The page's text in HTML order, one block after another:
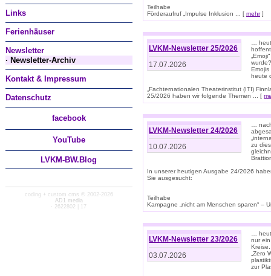
Links
Ferienhäuser
Newsletter
· Newsletter-Archiv
Kontakt & Impressum
Datenschutz
facebook
YouTube
LVKM-BW.Blog
coding + custom cms © 2002-2026
AD1 media
· 2622802 | 17
Teilhabe
Förderaufruf „Impulse Inklusion ... [ mehr]
LVKM-Newsletter 25/2026
17.07.2026
…
Emojis
heute
„Fachternationalen Theaterinstitut (ITI)
25/2026 haben wir folgende Themen ... [
LVKM-Newsletter 24/2026
10.07.2026
…
zu
In unserer heutigen Ausgabe 24/2026
Sie ausgesucht:
Teilhabe
Kampagne „nicht am Menschen sparen“ –
LVKM-Newsletter 23/2026
03.07.2026
…
nur
„Zero
zur